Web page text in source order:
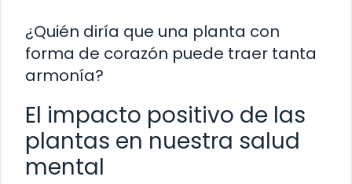
¿Quién diría que una planta con
forma de corazón puede traer tanta
armonía?
El impacto positivo de las
plantas en nuestra salud
mental